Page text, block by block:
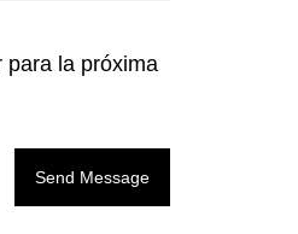
para la próxima
Send Message